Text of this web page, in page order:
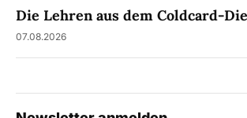
Die Lehren aus dem Coldcard-
07.08.2026